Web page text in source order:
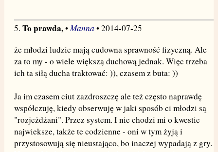
5. To prawda,•Manna • 2014-07-25
że młodzi ludzie mają cudowna sprawność fizyczną. Ale
za to my - o wiele większą duchową jednak. Więc trzeba
ich ta siłą ducha traktować: )), czasem z buta: ))
Ja im czasem ciut zazdroszczę ale też często naprawdę
współczuję, kiedy obserwuję w jaki sposób ci młodzi są
"rozjeżdżani". Przez system. I nie chodzi mi o kwestie
najwieksze, także te codzienne - oni w tym żyją i
przystosowują się nieustająco, bo inaczej wypadają z gry.